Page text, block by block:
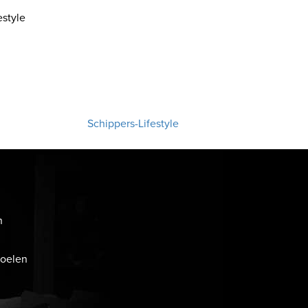
Schippers-Lifestyle